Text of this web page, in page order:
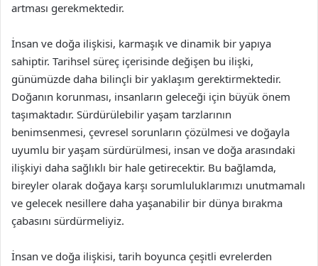
artması gerekmektedir.
İnsan ve doğa ilişkisi, karmaşık ve dinamik bir yapıya
sahiptir. Tarihsel süreç içerisinde değişen bu ilişki,
günümüzde daha bilinçli bir yaklaşım gerektirmektedir.
Doğanın korunması, insanların geleceği için büyük önem
taşımaktadır. Sürdürülebilir yaşam tarzlarının
benimsenmesi, çevresel sorunların çözülmesi ve doğayla
uyumlu bir yaşam sürdürülmesi, insan ve doğa arasındaki
ilişkiyi daha sağlıklı bir hale getirecektir. Bu bağlamda,
bireyler olarak doğaya karşı sorumluluklarımızı unutmamalı
ve gelecek nesillere daha yaşanabilir bir dünya bırakma
çabasını sürdürmeliyiz.
İnsan ve doğa ilişkisi, tarih boyunca çeşitli evrelerden